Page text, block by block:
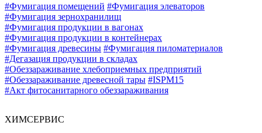
#Фумигация помещений #Фумигация элеваторов
#Фумигация зернохранилищ
#Фумигация продукции в вагонах
#Фумигация продукции в контейнерах
#Фумигация древесины #Фумигация пиломатериалов
#Дегазация продукции в складах
#Обеззараживание хлебоприемных предприятий
#Обеззараживание древесной тары #ISPM15
#Акт фитосанитарного обеззараживания
ХИМСЕРВИС